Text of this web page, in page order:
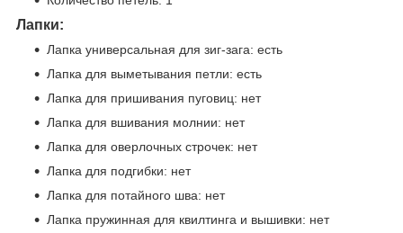
Лапки:
Лапка универсальная для зиг-зага: есть
Лапка для выметывания петли: есть
Лапка для пришивания пуговиц: нет
Лапка для вшивания молнии: нет
Лапка для оверлочных строчек: нет
Лапка для подгибки: нет
Лапка для потайного шва: нет
Лапка пружинная для квилтинга и вышивки: нет